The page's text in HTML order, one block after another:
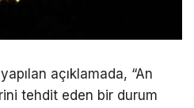
açıklamada, “An
tehdit eden bir durum